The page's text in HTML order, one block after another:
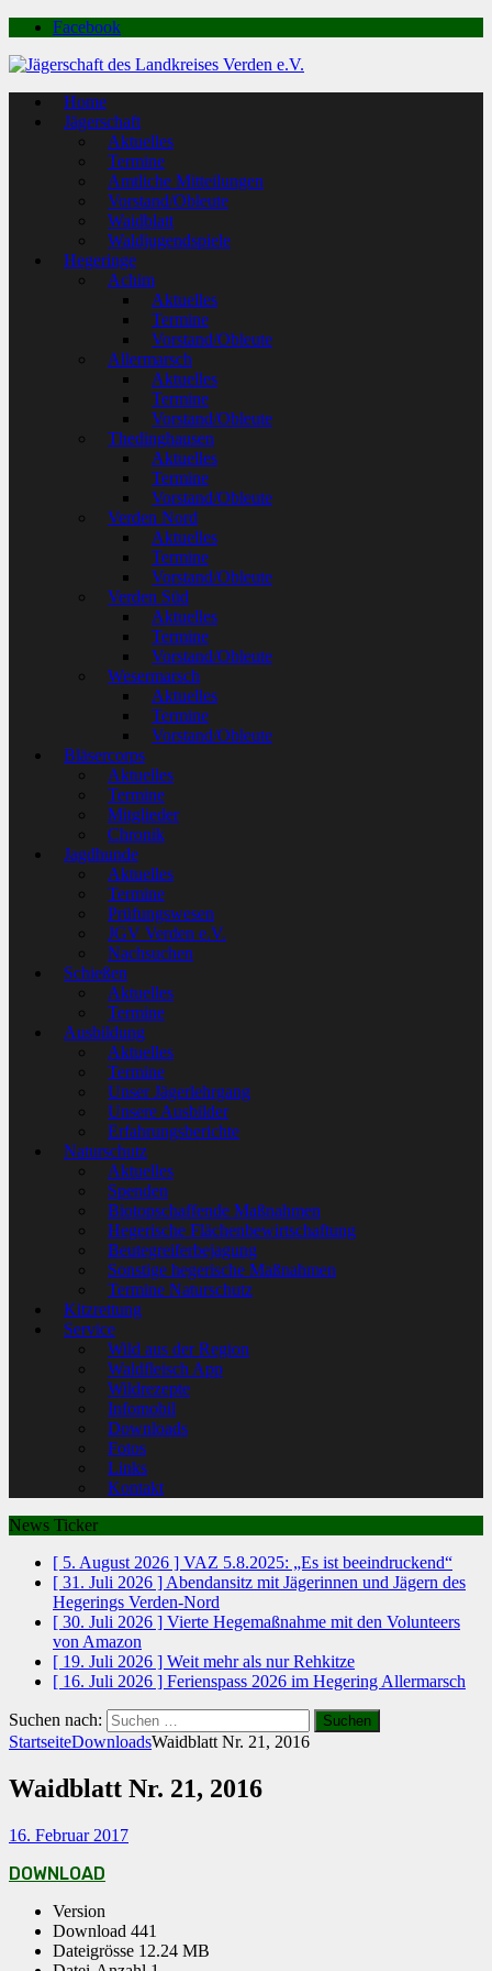
Facebook
Home
Jägerschaft
Aktuelles
Termine
Amtliche Mitteilungen
Vorstand/Obleute
Waidblatt
Waldjugendspiele
Hegeringe
Achim
Aktuelles
Termine
Vorstand/Obleute
Allermarsch
Aktuelles
Termine
Vorstand/Obleute
Thedinghausen
Aktuelles
Termine
Vorstand/Obleute
Verden Nord
Aktuelles
Termine
Vorstand/Obleute
Verden Süd
Aktuelles
Termine
Vorstand/Obleute
Wesermarsch
Aktuelles
Termine
Vorstand/Obleute
Bläsercorps
Aktuelles
Termine
Mitglieder
Chronik
Jagdhunde
Aktuelles
Termine
Prüfungswesen
JGV Verden e.V.
Nachsuchen
Schießen
Aktuelles
Termine
Ausbildung
Aktuelles
Termine
Unser Jägerlehrgang
Unsere Ausbilder
Erfahrungsberichte
Naturschutz
Aktuelles
Spenden
Biotopschaffende Maßnahmen
Hegerische Flächenbewirtschaftung
Beutegreiferbejagung
Sonstige hegerische Maßnahmen
Termine Naturschutz
Kitzrettung
Service
Wild aus der Region
Waldfleisch App
Wildrezepte
Infomobil
Downloads
Fotos
Links
Kontakt
News Ticker
[ 5. August 2026 ] VAZ 5.8.2025: „Es ist beeindruckend“
[ 31. Juli 2026 ] Abendansitz mit Jägerinnen und Jägern des
Hegerings Verden-Nord
[ 30. Juli 2026 ] Vierte Hegemaßnahme mit den Volunteers
von Amazon
[ 19. Juli 2026 ] Weit mehr als nur Rehkitze
[ 16. Juli 2026 ] Ferienspass 2026 im Hegering Allermarsch
Suchen nach:
StartseiteDownloadsWaidblatt Nr. 21, 2016
Waidblatt Nr. 21, 2016
16. Februar 2017
DOWNLOAD
Version
Download 441
Dateigrösse 12.24 MB